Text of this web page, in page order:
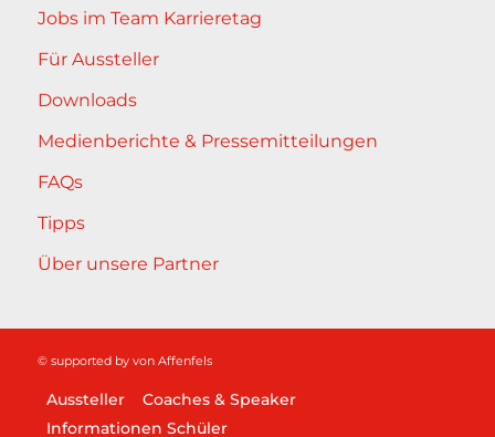
Jobs im Team Karrieretag
Für Aussteller
Downloads
Medienberichte & Pressemitteilungen
FAQs
Tipps
Über unsere Partner
© supported by von Affenfels
Aussteller
Coaches & Speaker
Informationen Schüler